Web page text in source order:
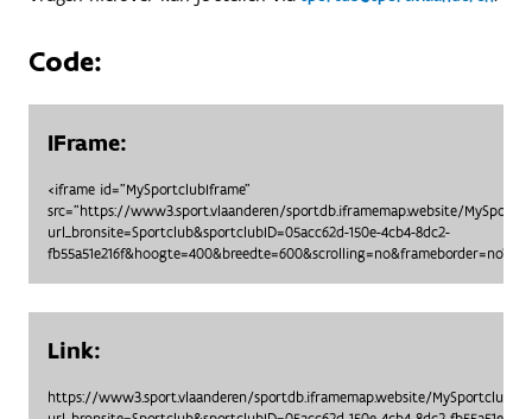
Code:
IFrame:
<iframe id="MySportclubIframe"
src="https://www3.sport.vlaanderen/sportdb.iframemap.website/
url_bronsite=Sportclub&sportclubID=05acc62d-150e-4cb4-8dc2-
fb55a51e216f&hoogte=400&breedte=600&scrolling=no&frameborder=no">
Link:
https://www3.sport.vlaanderen/sportdb.iframemap.website/